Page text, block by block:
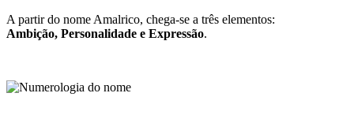
A partir do nome Amalrico, chega-se a três elementos:
Ambição, Personalidade e Expressão.